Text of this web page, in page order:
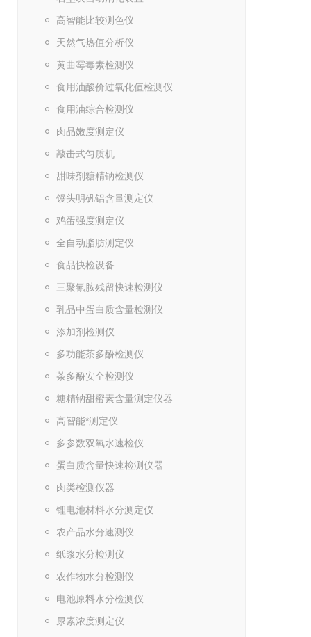
高智能比较测色仪
天然气热值分析仪
黄曲霉毒素检测仪
食用油酸价过氧化值检测仪
食用油综合检测仪
肉品嫩度测定仪
敲击式匀质机
甜味剂糖精钠检测仪
馒头明矾铝含量测定仪
鸡蛋强度测定仪
全自动脂肪测定仪
食品快检设备
三聚氰胺残留快速检测仪
乳品中蛋白质含量检测仪
添加剂检测仪
多功能茶多酚检测仪
茶多酚安全检测仪
糖精钠甜蜜素含量测定仪器
高智能*测定仪
多参数双氧水速检仪
蛋白质含量快速检测仪器
肉类检测仪器
锂电池材料水分测定仪
农产品水分速测仪
纸浆水分检测仪
农作物水分检测仪
电池原料水分检测仪
尿素浓度测定仪